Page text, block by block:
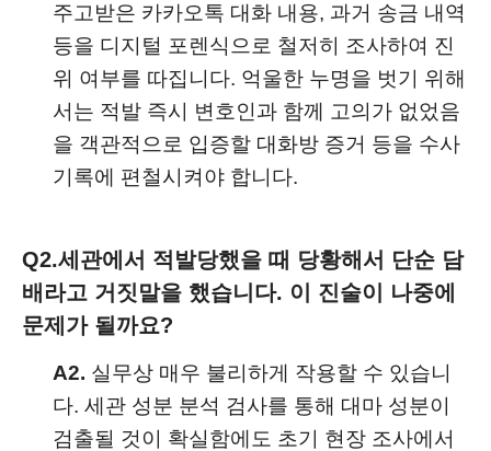
주고받은 카카오톡 대화 내용, 과거 송금 내역
등을 디지털 포렌식으로 철저히 조사하여 진
위 여부를 따집니다. 억울한 누명을 벗기 위해
서는 적발 즉시 변호인과 함께 고의가 없었음
을 객관적으로 입증할 대화방 증거 등을 수사
기록에 편철시켜야 합니다.
Q2.세관에서 적발당했을 때 당황해서 단순 담
배라고 거짓말을 했습니다. 이 진술이 나중에
문제가 될까요?
A2. 실무상 매우 불리하게 작용할 수 있습니
다. 세관 성분 분석 검사를 통해 대마 성분이
검출될 것이 확실함에도 초기 현장 조사에서